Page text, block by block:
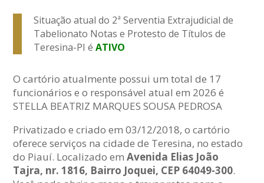
Situação atual do 2ª Serventia Extrajudicial de
Tabelionato Notas e Protesto de Títulos de
Teresina-PI éATIVO
O cartório atualmente possui um total de 17
funcionários e o responsável atual em 2026 é
STELLA BEATRIZ MARQUES SOUSA PEDROSA
Privatizado e criado em 03/12/2018, o cartório
oferece serviços na cidade de Teresina, no estado
do Piauí. Localizado emAvenida Elias João
Tajra, nr. 1816, Bairro Joquei, CEP 64049-300.